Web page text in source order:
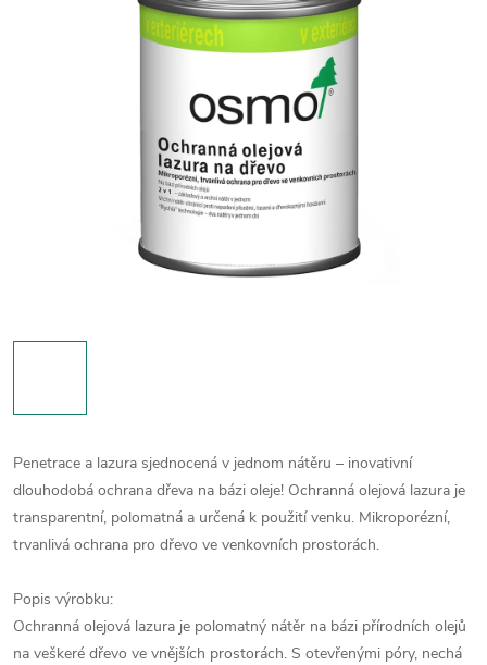
Penetrace a lazura sjednocená v jednom nátěru – inovativní
dlouhodobá ochrana dřeva na bázi oleje! Ochranná olejová lazura je
transparentní, polomatná a určená k použití venku. Mikroporézní,
trvanlivá ochrana pro dřevo ve venkovních prostorách.
Popis výrobku:
Ochranná olejová lazura je polomatný nátěr na bázi přírodních olejů
na veškeré dřevo ve vnějších prostorách. S otevřenými póry, nechá